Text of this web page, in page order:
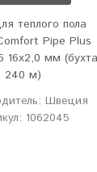
теплого пола
Pipe Plus
16х2,0 мм (бухта
240 м)
Швеция
1062045